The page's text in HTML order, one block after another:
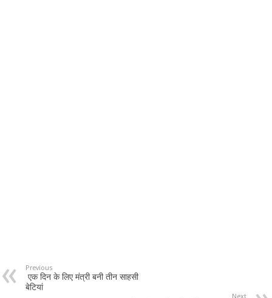
Previous
एक दिन के लिए मंत्री बनी तीन साहसी
बेटियां
Next